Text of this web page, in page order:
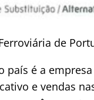
de
país é a
e vendas